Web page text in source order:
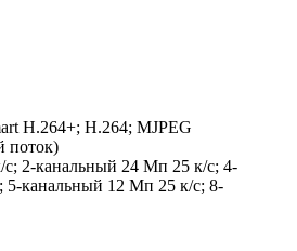
H.264+; H.264; MJPEG
поток)
2-канальный 24 Мп 25 к/с; 4-
канальный 12 Мп 25 к/с; 8-